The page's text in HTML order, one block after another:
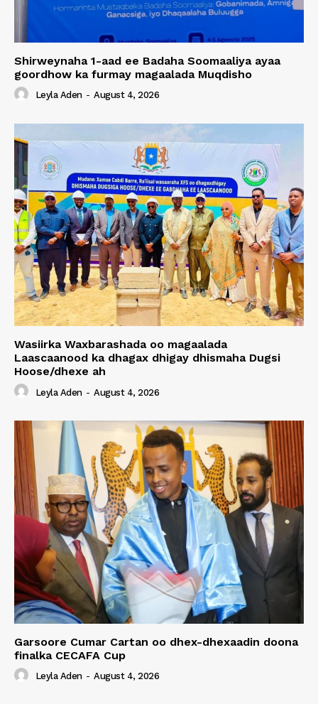
Shirweynaha 1-aad ee Badaha Soomaaliya ayaa
goordhow ka furmay magaalada Muqdisho
Leyla Aden - August 4, 2026
Wasiirka Waxbarashada oo magaalada
Laascaanood ka dhagax dhigay dhismaha Dugsi
Hoose/dhexe ah
Leyla Aden - August 4, 2026
Garsoore Cumar Cartan oo dhex-dhexaadin doona
finalka CECAFA Cup
Leyla Aden - August 4, 2026